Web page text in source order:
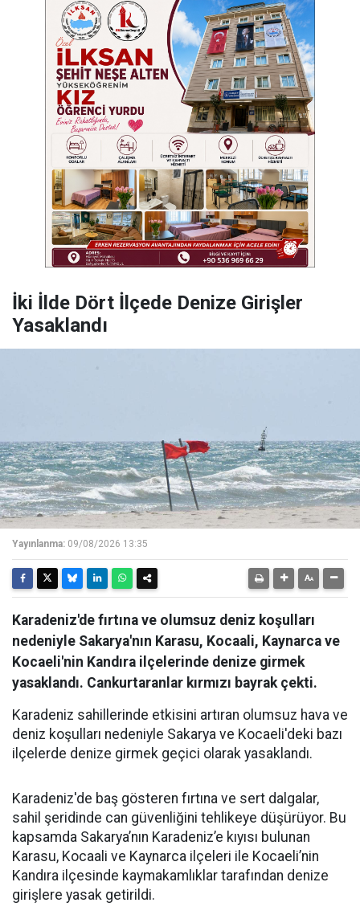
İki İlde Dört İlçede Denize Girişler
Yasaklandı
Yayınlanma: 09/08/2026 13:35
Karadeniz'de fırtına ve olumsuz deniz koşulları
nedeniyle Sakarya'nın Karasu, Kocaali, Kaynarca ve
Kocaeli'nin Kandıra ilçelerinde denize girmek
yasaklandı. Cankurtaranlar kırmızı bayrak çekti.
Karadeniz sahillerinde etkisini artıran olumsuz hava ve
deniz koşulları nedeniyle Sakarya ve Kocaeli'deki bazı
ilçelerde denize girmek geçici olarak yasaklandı.
Karadeniz'de baş gösteren fırtına ve sert dalgalar,
sahil şeridinde can güvenliğini tehlikeye düşürüyor. Bu
kapsamda Sakarya’nın Karadeniz’e kıyısı bulunan
Karasu, Kocaali ve Kaynarca ilçeleri ile Kocaeli’nin
Kandıra ilçesinde kaymakamlıklar tarafından denize
girişlere yasak getirildi.